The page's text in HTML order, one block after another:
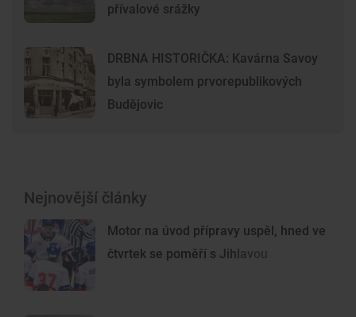
přívalové srážky
DRBNA HISTORIČKA: Kavárna Savoy
byla symbolem prvorepublikových
Budějovic
Nejnovější články
Motor na úvod přípravy uspěl, hned ve
čtvrtek se poměří s Jihlavou